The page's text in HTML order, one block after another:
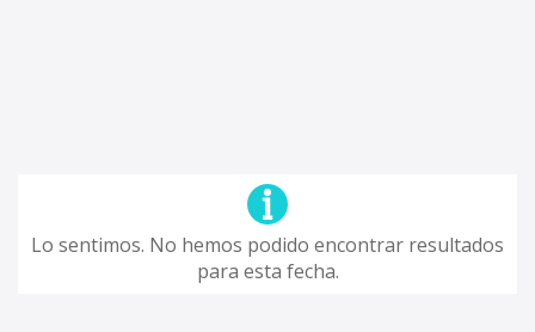
Lo sentimos. No hemos podido encontrar resultados
para esta fecha.